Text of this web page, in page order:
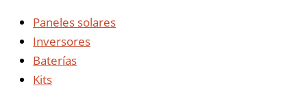
Paneles solares
Inversores
Baterías
Kits